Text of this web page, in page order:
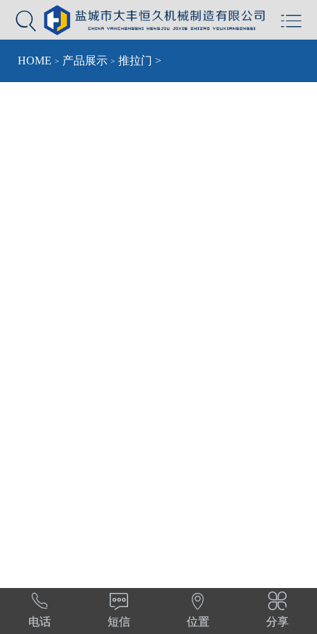


HOME > 产品展示 > 推拉门 >

电话

短信

位置

分享